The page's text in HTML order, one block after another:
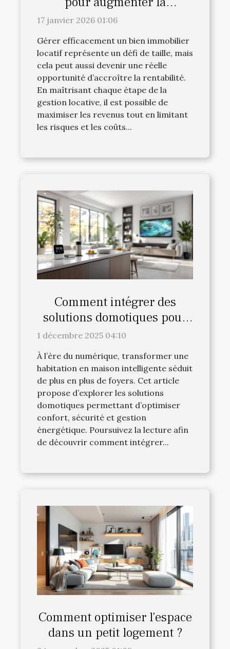
rentabilité?
17 janvier 2026 01:06
Gérer efficacement un bien immobilier
locatif représente un défi de taille, mais
cela peut aussi devenir une réelle
opportunité d’accroître la rentabilité.
En maîtrisant chaque étape de la
gestion locative, il est possible de
maximiser les revenus tout en limitant
les risques et les coûts...
Comment intégrer des
solutions domotiques pour
une maison intelligente ?
1 décembre 2025 04:10
À l’ère du numérique, transformer une
habitation en maison intelligente séduit
de plus en plus de foyers. Cet article
propose d’explorer les solutions
domotiques permettant d’optimiser
confort, sécurité et gestion
énergétique. Poursuivez la lecture afin
de découvrir comment intégrer...
Comment optimiser l'espace
dans un petit logement ?